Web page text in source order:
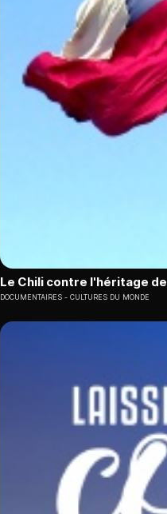
Le Chili contre l'héritage
DOCUMENTAIRES CULTURES DU MONDE